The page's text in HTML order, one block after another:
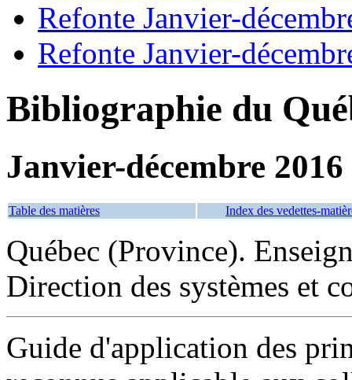
Refonte Janvier-
Refonte Janvier-
Bibliographie du
Janvier-décembre 2016
Table des matières Index des vedettes-
Québec (Province).
Direction des systèmes et
Guide d'application des